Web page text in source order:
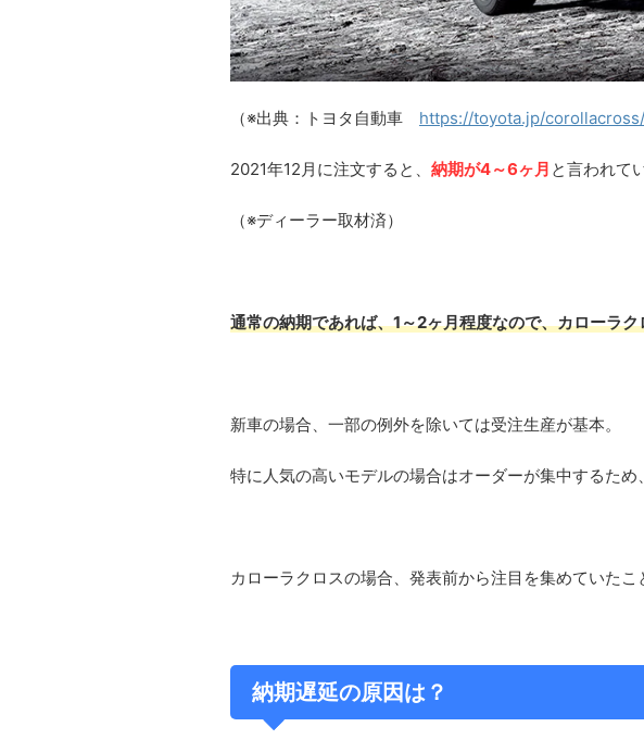
（※出典：トヨタ自動車 https://toyota.jp/
2021年12月に注文すると、 納期が4～6ヶ月 と言われて
（※ディーラー取材済）
通常の納期であれば、1～2ヶ月程度なので、カローラ
新車の場合、一部の例外を除いては受注生産が基本。
特に人気の高いモデルの場合はオーダーが集中するため
カローラクロスの場合、発表前から注目を集めていたこ
納期遅延の原因は？